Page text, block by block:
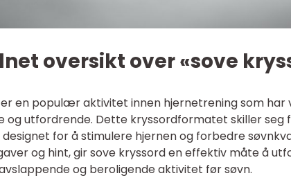
oversikt over «sove
er en populær aktivitet innen hjernetrening som
og utfordrende. Dette kryssordformatet skiller seg
for å stimulere hjernen og forbedre
og hint, gir sove kryssord en effektiv måte å
og beroligende aktivitet før søvn.